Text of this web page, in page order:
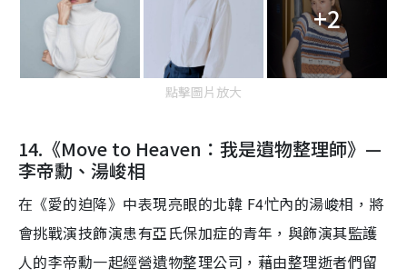
+2
點擊圖片放大
14.《Move to Heaven：我是遺物整理師》—
李帝勳 、 湯峻相
在 《愛的迫降》 中表現亮眼的北韓 F4忙內的湯峻相 ，將
會挑戰演技飾演患有亞氏保加症的青年， 與飾演其監護
人的李帝勳一起經營遺物整理公司，藉由整理逝者們留